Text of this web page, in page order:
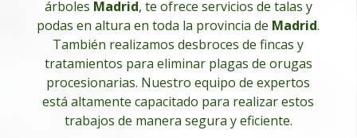
árboles Madrid, te ofrece servicios de talas y
podas en altura en toda la provincia de Madrid.
También realizamos desbroces de fincas y
tratamientos para eliminar plagas de orugas
procesionarias. Nuestro equipo de expertos
está altamente capacitado para realizar estos
trabajos de manera segura y eficiente.